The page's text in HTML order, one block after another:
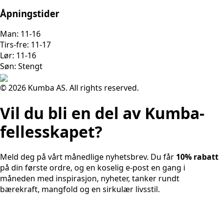
Åpningstider
Man: 11-16
Tirs-fre: 11-17
Lør: 11-16
Søn: Stengt
© 2026 Kumba AS. All rights reserved.
Vil du bli en del av Kumba-
fellesskapet?
Meld deg på vårt månedlige nyhetsbrev. Du får 10% rabatt
på din første ordre, og en koselig e-post en gang i
måneden med inspirasjon, nyheter, tanker rundt
bærekraft, mangfold og en sirkulær livsstil.